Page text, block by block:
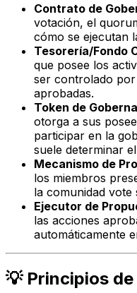
Contrato de
votación, el
cómo se ejecutan
Tesorería/Fondo
que posee los
ser controlado por
aprobadas.
Token de
otorga a sus
participar en la
suele determinar
Mecanismo de
los miembros
la comunidad vote
Ejecutor de
las acciones
automáticamente
💡 Principios